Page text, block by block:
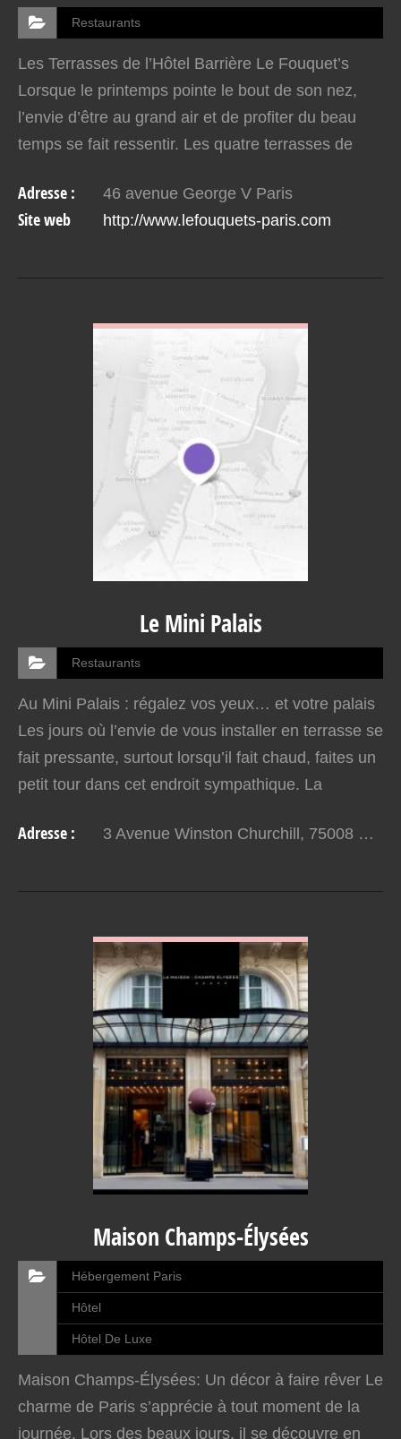
Restaurants
Les Terrasses de l’Hôtel Barrière Le Fouquet’s
Lorsque le printemps pointe le bout de son nez,
l’envie d’être au grand air et de profiter du beau
temps se fait ressentir. Les quatre terrasses de
Adresse : 46 avenue George V Paris
Site web http://www.lefouquets-paris.com
Le Mini Palais
Restaurants
Au Mini Palais : régalez vos yeux… et votre palais
Les jours où l’envie de vous installer en terrasse se
fait pressante, surtout lorsqu’il fait chaud, faites un
petit tour dans cet endroit sympathique. La
Adresse : 3 Avenue Winston Churchill, 75008 Paris
Maison Champs-Élysées
Hébergement Paris
Hôtel
Hôtel De Luxe
Maison Champs-Élysées: Un décor à faire rêver Le
charme de Paris s’apprécie à tout moment de la
journée. Lors des beaux jours, il se découvre en